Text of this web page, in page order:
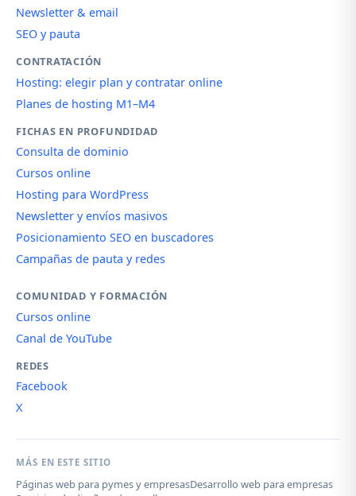
Newsletter & email
SEO y pauta
CONTRATACIÓN
Hosting: elegir plan y contratar online
Planes de hosting M1–M4
FICHAS EN PROFUNDIDAD
Consulta de dominio
Cursos online
Hosting para WordPress
Newsletter y envíos masivos
Posicionamiento SEO en buscadores
Campañas de pauta y redes
COMUNIDAD Y FORMACIÓN
Cursos online
Canal de YouTube
REDES
Facebook
X
MÁS EN ESTE SITIO
Páginas web para pymes y empresasDesarrollo web para empresas